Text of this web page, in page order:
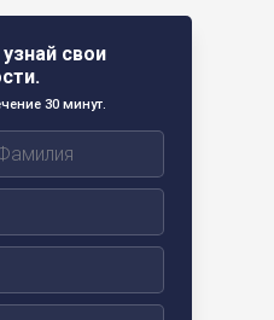
свои
30 минут.